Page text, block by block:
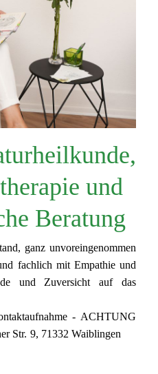
und
Beratung
ganz unvoreingenommen
fachlich mit Empathie und
und Zuversicht auf das
- ACHTUNG
Str. 9, 71332 Waiblingen